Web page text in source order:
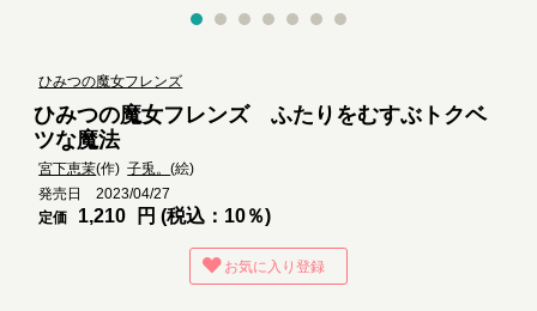
ひみつの魔女フレンズ
ひみつの魔女フレンズ ふたりをむすぶトクベ
ツな魔法
宮下恵茉(作)子兎。(絵)
発売日 2023/04/27
定価
1,210 円 (税込：10％)
お気に入り登録